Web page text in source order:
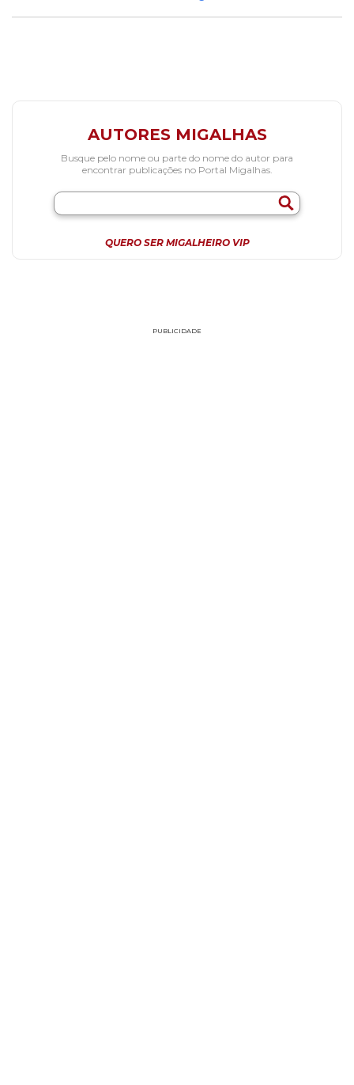
AUTORES MIGALHAS
Busque pelo nome ou parte do nome do autor para
encontrar publicações no Portal Migalhas.
QUERO SER MIGALHEIRO VIP
PUBLICIDADE